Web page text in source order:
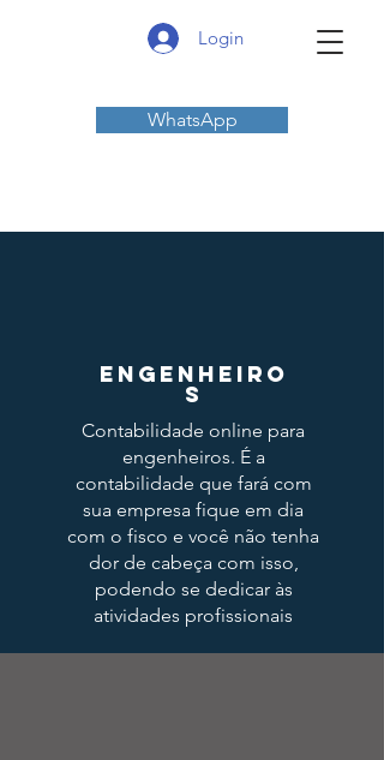
Login
WhatsApp
ENGENHEIRO
S
Contabilidade online para
engenheiros. É a
contabilidade que fará com
sua empresa fique em dia
com o fisco e você não tenha
dor de cabeça com isso,
podendo se dedicar às
atividades profissionais